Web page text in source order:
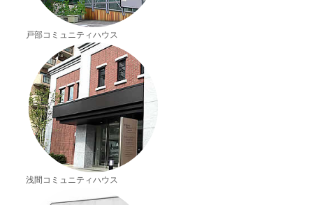
戸部コミュニティハウス
浅間コミュニティハウス